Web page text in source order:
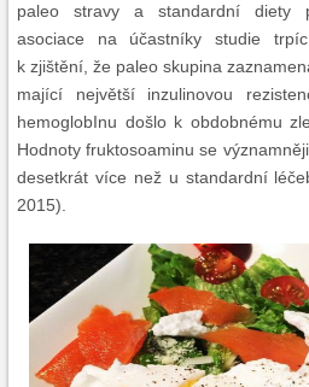
paleo stravy a standardní diety
asociace na účastníky studie
k zjištění, že paleo skupina
mající největší inzulinovou
hemoglobInu došlo k obdobnému
Hodnoty fruktosoaminu se
desetkrát více než u standardní
2015).